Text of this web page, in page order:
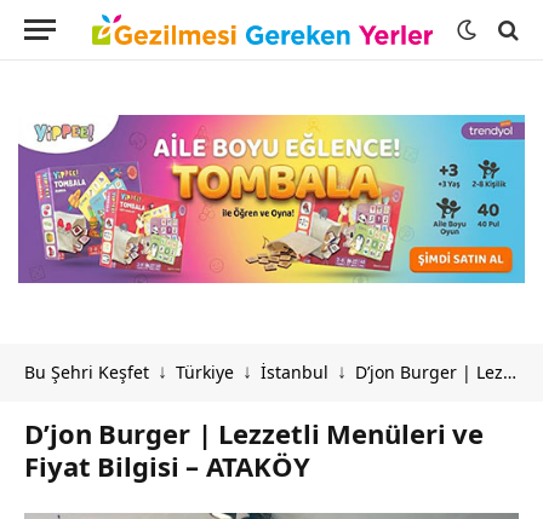
Bu Şehri Keşfet ↓ Türkiye ↓ İstanbul ↓ D’jon Burger | Lezzetli Menüleri ve Fiyat Bilgisi – ATAKÖY
D’jon Burger | Lezzetli Menüleri ve
Fiyat Bilgisi – ATAKÖY